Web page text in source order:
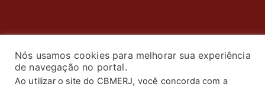
Nós usamos cookies para melhorar sua experiência
de navegação no portal.
Ao utilizar o site do CBMERJ, você concorda com a